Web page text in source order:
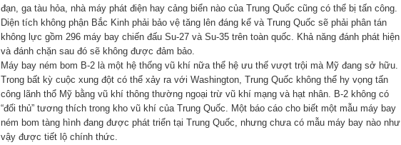
đạn, ga tàu hỏa, nhà máy phát điện hay cảng biển nào của Trung Quốc cũng có thể bị tấn công.
Diện tích không phận Bắc Kinh phải bảo vệ tăng lên đáng kể và Trung Quốc sẽ phải phân tán
không lực gồm 296 máy bay chiến đấu Su-27 và Su-35 trên toàn quốc. Khả năng đánh phát hiện
và đánh chặn sau đó sẽ không được đảm bảo.
Máy bay ném bom B-2 là một hệ thống vũ khí nữa thể hệ ưu thế vượt trội mà Mỹ đang sở hữu.
Trong bất kỳ cuộc xung đột có thể xảy ra với Washington, Trung Quốc không thể hy vọng tấn
công lãnh thổ Mỹ bằng vũ khí thông thường ngoại trừ vũ khí mạng và hạt nhân. B-2 không có
“đối thủ” tương thích trong kho vũ khí của Trung Quốc. Một báo cáo cho biết một mẫu máy bay
ném bom tàng hình đang được phát triển tại Trung Quốc, nhưng chưa có mẫu máy bay nào như
vậy được tiết lộ chính thức.